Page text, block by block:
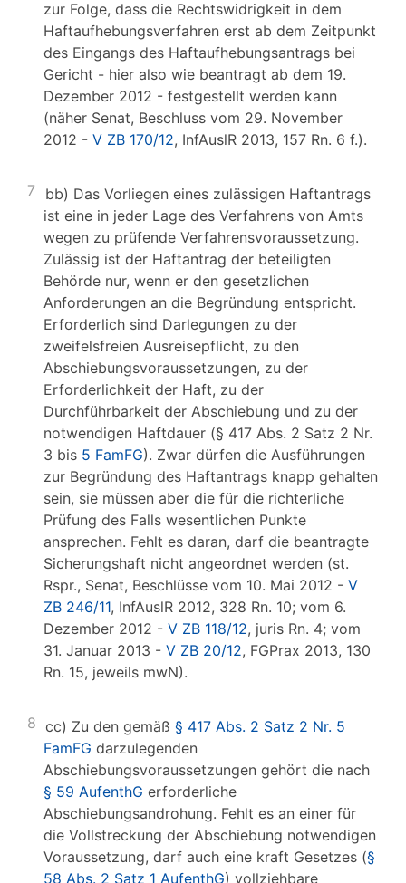
zur Folge, dass die Rechtswidrigkeit in dem
Haftaufhebungsverfahren erst ab dem Zeitpunkt
des Eingangs des Haftaufhebungsantrags bei
Gericht - hier also wie beantragt ab dem 19.
Dezember 2012 - festgestellt werden kann
(näher Senat, Beschluss vom 29. November
2012 - V ZB 170/12, InfAuslR 2013, 157 Rn. 6 f.).
7
bb) Das Vorliegen eines zulässigen Haftantrags
ist eine in jeder Lage des Verfahrens von Amts
wegen zu prüfende Verfahrensvoraussetzung.
Zulässig ist der Haftantrag der beteiligten
Behörde nur, wenn er den gesetzlichen
Anforderungen an die Begründung entspricht.
Erforderlich sind Darlegungen zu der
zweifelsfreien Ausreisepflicht, zu den
Abschiebungsvoraussetzungen, zu der
Erforderlichkeit der Haft, zu der
Durchführbarkeit der Abschiebung und zu der
notwendigen Haftdauer (§ 417 Abs. 2 Satz 2 Nr.
3 bis 5 FamFG). Zwar dürfen die Ausführungen
zur Begründung des Haftantrags knapp gehalten
sein, sie müssen aber die für die richterliche
Prüfung des Falls wesentlichen Punkte
ansprechen. Fehlt es daran, darf die beantragte
Sicherungshaft nicht angeordnet werden (st.
Rspr., Senat, Beschlüsse vom 10. Mai 2012 - V
ZB 246/11, InfAuslR 2012, 328 Rn. 10; vom 6.
Dezember 2012 - V ZB 118/12, juris Rn. 4; vom
31. Januar 2013 - V ZB 20/12, FGPrax 2013, 130
Rn. 15, jeweils mwN).
8 cc) Zu den gemäß § 417 Abs. 2 Satz 2 Nr. 5
FamFG darzulegenden
Abschiebungsvoraussetzungen gehört die nach
§ 59 AufenthG erforderliche
Abschiebungsandrohung. Fehlt es an einer für
die Vollstreckung der Abschiebung notwendigen
Voraussetzung, darf auch eine kraft Gesetzes (§
58 Abs. 2 Satz 1 AufenthG) vollziehbare